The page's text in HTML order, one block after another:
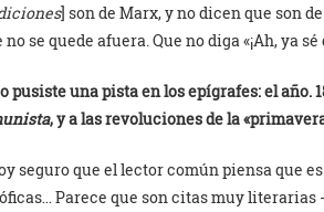
] son de Marx, y no dicen que son
no se quede afuera. Que no diga «¡Ah, ya
pusiste una pista en los epígrafes: el año.
, y a las revoluciones de la
seguro que el lector común piensa que
Parece que son citas muy literarias